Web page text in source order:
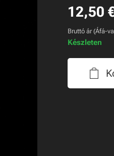
12,50
Bruttó ár (Áfá-
Készleten